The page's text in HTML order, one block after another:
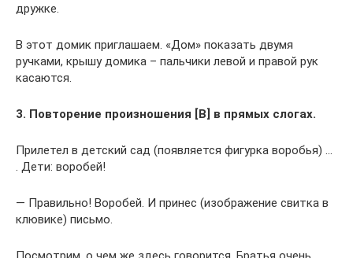
дружке.
В этот домик приглашаем. «Дом» показать двумя
ручками, крышу домика – пальчики левой и правой рук
касаются.
3. Повторение произношения [В] в прямых слогах.
Прилетел в детский сад (появляется фигурка воробья) …
. Дети: воробей!
— Правильно! Воробей. И принес (изображение свитка в
клювике) письмо.